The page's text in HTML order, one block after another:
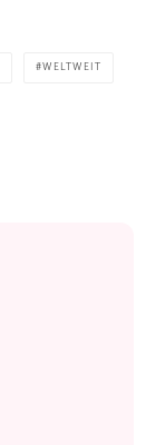
WELTWEIT